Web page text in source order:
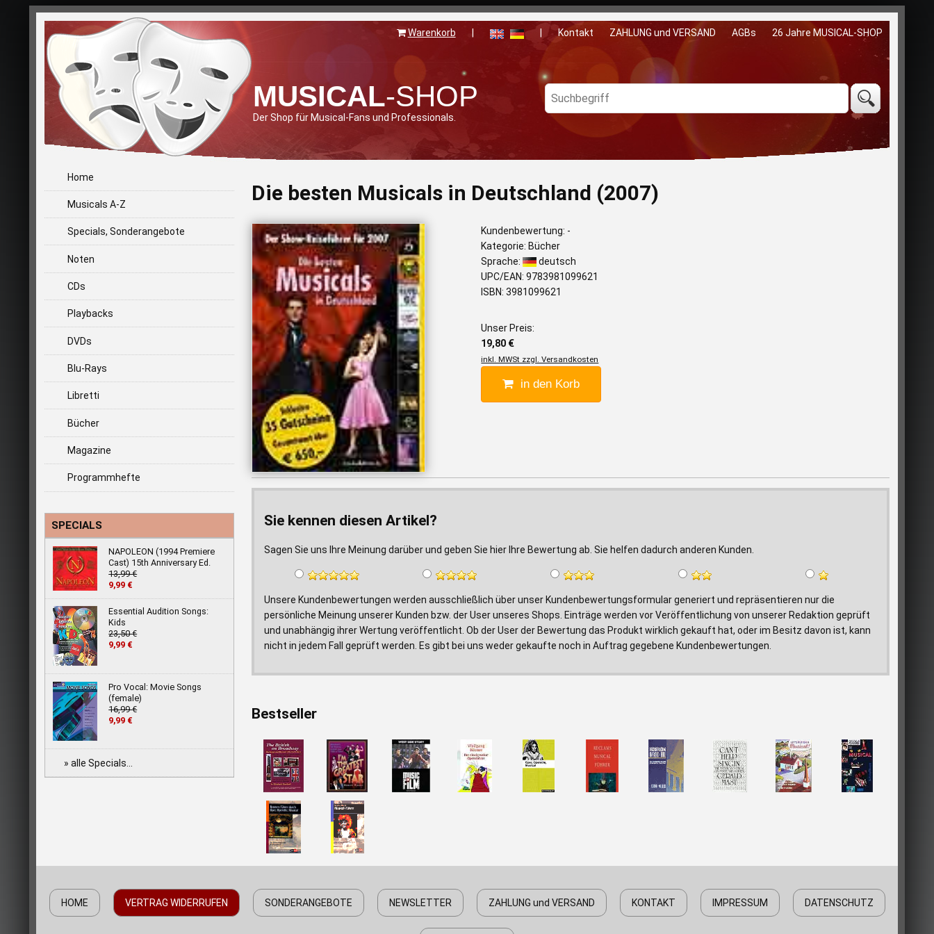
MUSICAL-SHOP
Warenkorb Kontakt ZAHLUNG und VERSAND AGBs 26 Jahre MUSICAL-SHOP
Der Shop für Musical-Fans und Professionals.
Home
Musicals A-Z
Specials, Sonderangebote
Noten
CDs
Playbacks
DVDs
Blu-Rays
Libretti
Bücher
Magazine
Programmhefte
SPECIALS
NAPOLEON (1994 Premiere
Cast) 15th Anniversary Ed.
13,99 €
9,99 €
Essential Audition Songs:
Kids
23,50 €
9,99 €
Pro Vocal: Movie Songs
(female)
16,99 €
9,99 €
» alle Specials...
Die besten Musicals in Deutschland (2007)
Kundenbewertung: -
Kategorie: Bücher
Sprache:
deutsch
UPC/EAN: 9783981099621
ISBN: 3981099621
Unser Preis:
19,80 €
inkl. MWSt zzgl. Versandkosten
in den Korb
Sie kennen diesen Artikel?
Sagen Sie uns Ihre Meinung darüber und geben Sie hier Ihre Bewertung ab. Sie helfen dadurch anderen Kunden.
Unsere Kundenbewertungen werden ausschließlich über unser Kundenbewertungsformular generiert und repräsentieren nur die
persönliche Meinung unserer Kunden bzw. der User unseres Shops. Einträge werden vor Veröffentlichung von unserer Redaktion geprüft
und unabhängig ihrer Wertung veröffentlicht. Ob der User der Bewertung das Produkt wirklich gekauft hat, oder im Besitz davon ist, kann
nicht in jedem Fall geprüft werden. Es gibt bei uns weder gekaufte noch in Auftrag gegebene Kundenbewertungen.
Bestseller
HOME VERTRAG WIDERRUFEN SONDERANGEBOTE NEWSLETTER ZAHLUNG und VERSAND KONTAKT IMPRESSUM DATENSCHUTZ